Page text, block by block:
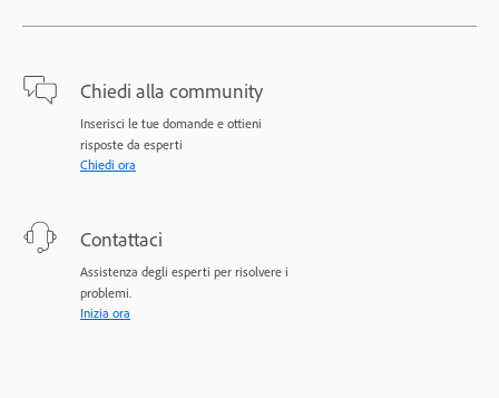
Chiedi alla community
Inserisci le tue domande e ottieni
risposte da esperti
Chiedi ora
Contattaci
Assistenza degli esperti per risolvere i
problemi.
Inizia ora